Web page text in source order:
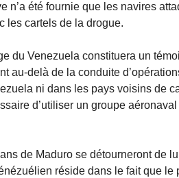
n’a été fournie que les navires
les cartels de la drogue.
du Venezuela constituera un
au-delà de la conduite
ni dans les pays voisins de
d’utiliser un groupe
de Maduro se détourneront de
réside dans le fait que le